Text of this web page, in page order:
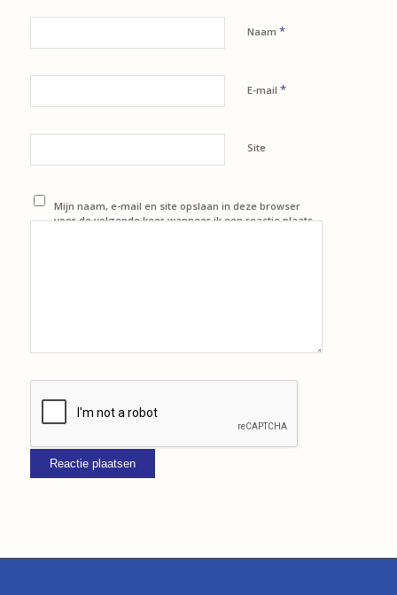
Naam *
E-mail *
Site
Mijn naam, e-mail en site opslaan in deze browser
voor de volgende keer wanneer ik een reactie plaats.